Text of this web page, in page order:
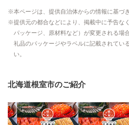
本ページは、提供自治体からの情報に基づ
提供元の都合などにより、掲載中に予告な
パッケージ、原材料など）が変更される場
礼品のパッケージやラベルに記載されてい
い。
北海道根室市のご紹介